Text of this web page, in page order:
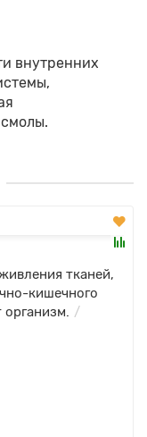
внутренних
тканей,
кишечного
организм.